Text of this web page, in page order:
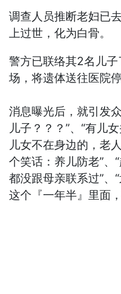
调查人员推断老妇已
上过世，化为白骨。
警方已联络其2名儿
场，将遗体送往医院停
消息曝光后，就引发
儿子？？？”、“有儿
儿女不在身边的，老
个笑话：养儿防老”
都没跟母亲联系过”、
这个『一年半』里面